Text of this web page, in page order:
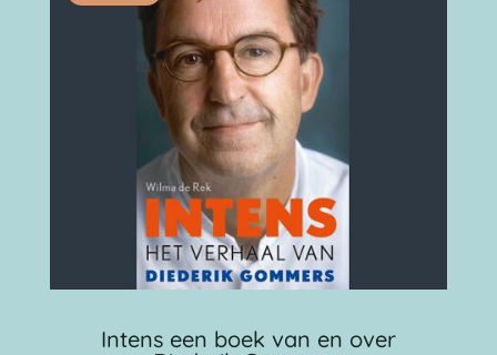
Intens een boek van en over